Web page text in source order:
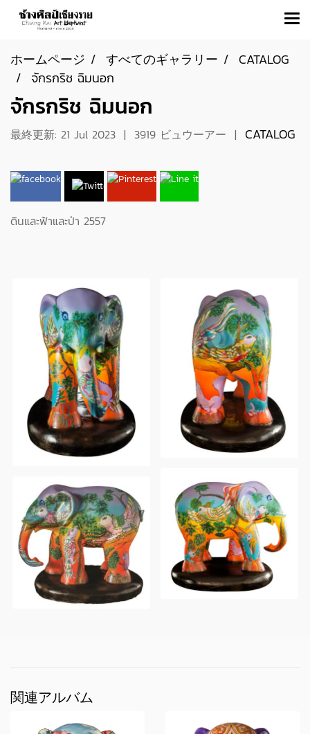
ホームページ すべてのギャラリー
CATALOG
จักรกริช ฉิมนอก
จักรกริช ฉิมนอก
最終更新: 21 Jul 2023 | 3919 ビュウーアー | CATALOG
ดินและฟ้าและป่า 2557
関連アルバム